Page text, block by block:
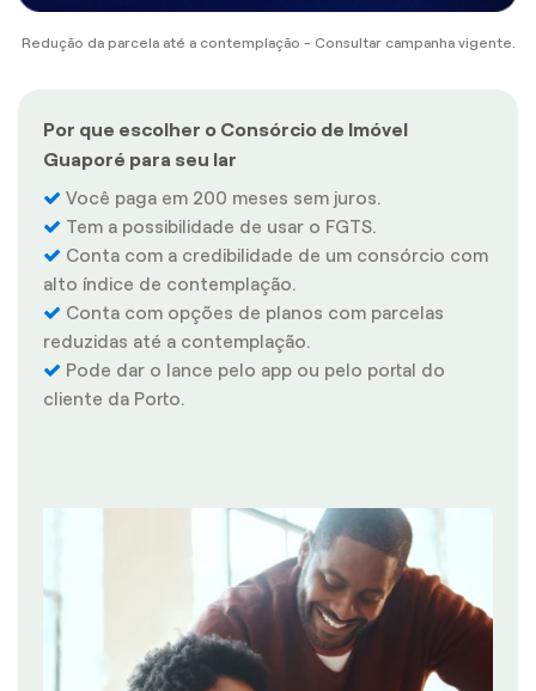
Redução da parcela até a contemplação - Consultar campanha vigente.
Por que escolher o Consórcio de Imóvel
Guaporé para seu lar
Você paga em 200 meses sem juros.
Tem a possibilidade de usar o FGTS.
Conta com a credibilidade de um consórcio com
alto índice de contemplação.
Conta com opções de planos com parcelas
reduzidas até a contemplação.
Pode dar o lance pelo app ou pelo portal do
cliente da Porto.